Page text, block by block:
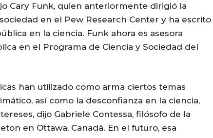
Cary Funk, quien anteriormente dirigió la
en el Pew Research Center y ha escrito
en la ciencia. Funk ahora es asesora
en el Programa de Ciencia y Sociedad del
han utilizado como arma ciertos temas
así como la desconfianza en la ciencia,
dijo Gabriele Contessa, filósofo de la
en Ottawa, Canadá. En el futuro, esa